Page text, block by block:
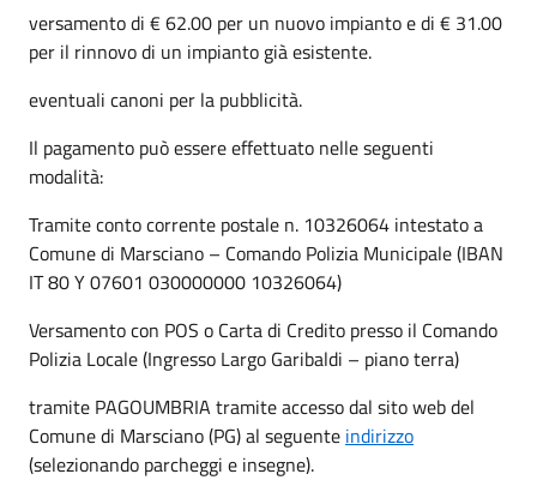
versamento di € 62.00 per un nuovo impianto e di € 31.00
per il rinnovo di un impianto già esistente.
eventuali canoni per la pubblicità.
Il pagamento può essere effettuato nelle seguenti
modalità:
Tramite conto corrente postale n. 10326064 intestato a
Comune di Marsciano – Comando Polizia Municipale (IBAN
IT 80 Y 07601 030000000 10326064)
Versamento con POS o Carta di Credito presso il Comando
Polizia Locale (Ingresso Largo Garibaldi – piano terra)
tramite PAGOUMBRIA tramite accesso dal sito web del
Comune di Marsciano (PG) al seguente indirizzo
(selezionando parcheggi e insegne).